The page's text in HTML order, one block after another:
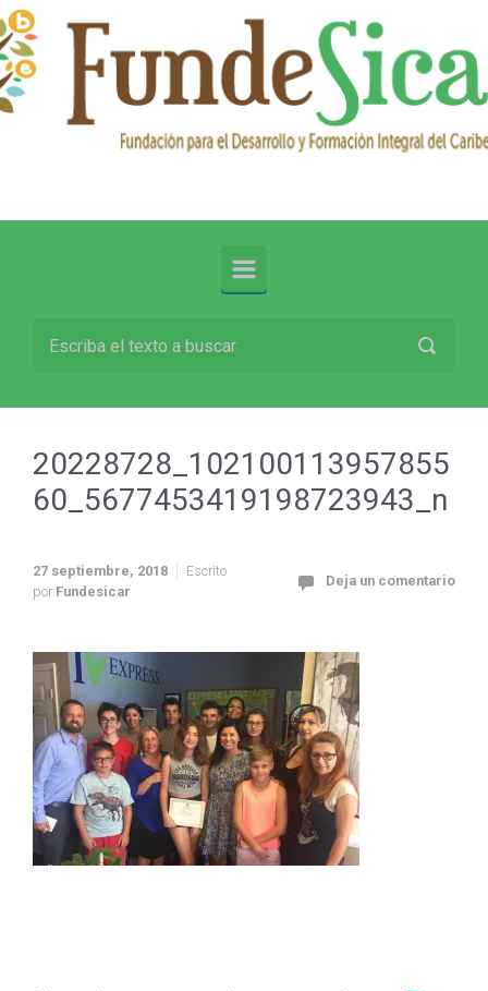
Saltar al contenido principal
20228728_102100113957855
60_5677453419198723943_n
27 septiembre, 2018
Escrito
por Fundesicar
Deja un comentario